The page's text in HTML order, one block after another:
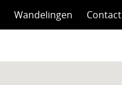
Wandelingen Contact